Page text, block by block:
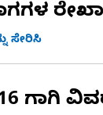
ಸೇರಿಸಿ
ಗಾಗಿ